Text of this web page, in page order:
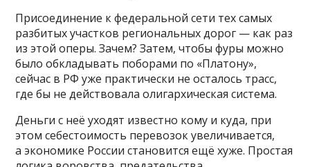
Присоединение к федеральной сети тех самых
разбитых участков региональных дорог — как раз
из этой оперы. Зачем? Затем, чтобы фуры можно
было обкладывать поборами по «Платону»,
сейчас в РФ уже практически не осталось трасс,
где бы не действовала олигархическая система.
Деньги с неё уходят известно кому и куда, при
этом себестоимость перевозок увеличивается,
а экономике России становится ещё хуже. Простая